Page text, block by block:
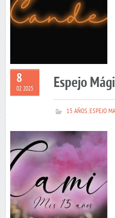
8
02 2025 Espejo
15 AÑOS,ESPEJO